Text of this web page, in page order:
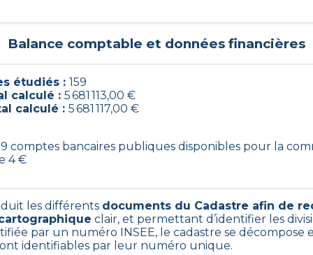
Balance comptable et données financières
étudiés : 159
calculé : 5 681 113,00 €
calculé : 5 681 117,00 €
comptes bancaires publiques disponibles pour la
4 €
les différents documents du Cadastre afin de
clair, et permettant d’identifier les
par un numéro INSEE, le cadastre se décompose
identifiables par leur numéro unique.